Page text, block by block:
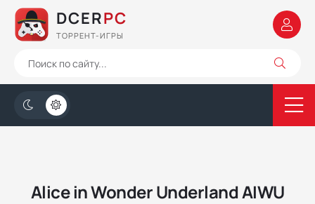
DCERPC
ТОРРЕНТ-ИГРЫ
Alice in Wonder Underland AIWU